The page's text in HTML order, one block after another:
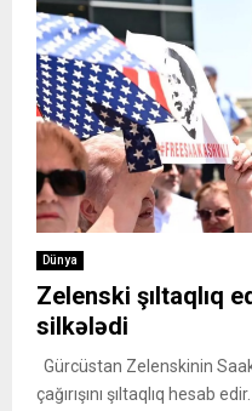
Dünya
Zelenski şıltaqlıq
silkələdi
Gürcüstan Zelenskinin
çağırışını şıltaqlıq hesab